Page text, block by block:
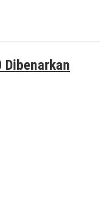
Dibenarkan